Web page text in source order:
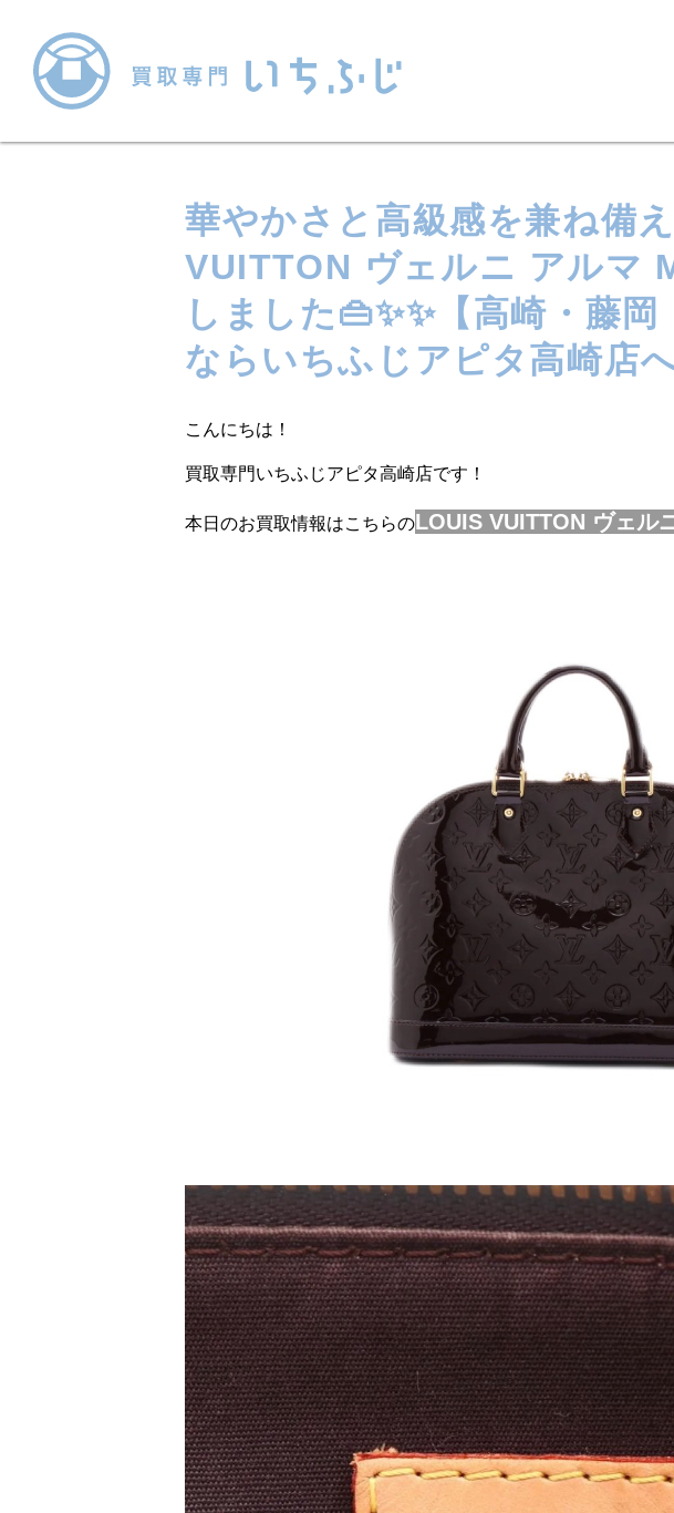
華やかさと高級感を兼ね備
VUITTON ヴェルニ アルマ
しました👜✨✨【高崎・藤
ならいちふじアピタ高崎店へ
こんにちは！
買取専門いちふじアピタ高崎店です！
本日のお買取情報はこちらのLOUIS VUITTON ヴェル